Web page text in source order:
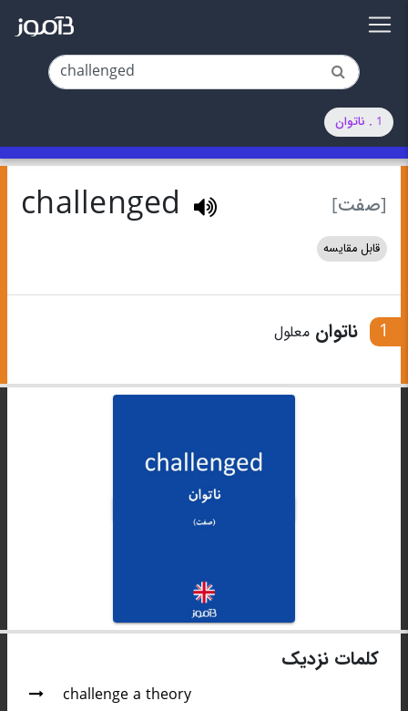
1 . ناتوان
[صفت] challenged
قابل مقایسه
1 ناتوانمعلول
کلمات نزدیک
challenge a theory